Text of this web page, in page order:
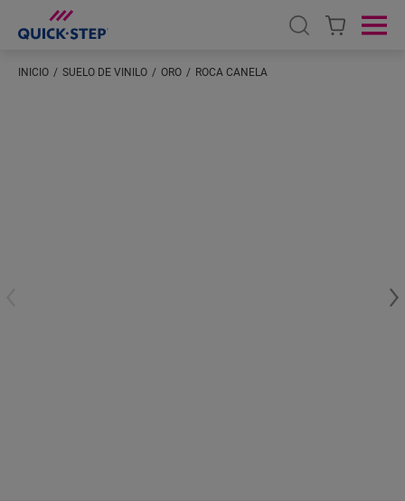
Open search
INICIO SUELO DE VINILO ORO ROCA CANELA